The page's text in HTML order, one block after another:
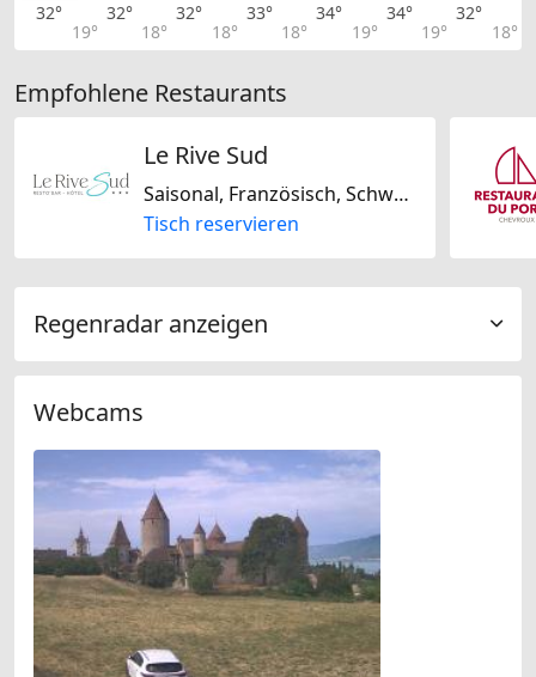
32°
19°
32°
18°
32°
18°
33°
18°
34°
19°
34°
19°
32°
18°
Empfohlene Restaurants
Le Rive Sud
Saisonal, Französisch, Schweizerisch, Glutenfrei, Laktosefrei, Biogerichte
Tisch reservieren
Regenradar anzeigen
Webcams